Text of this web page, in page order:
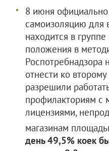
8 июня
самоизоляцию для
находится в группе
положения в
Роспотребнадзора
отнести ко второму
разрешили
профилакториям с
лицензиями,
магазинам
день 49,5% коек